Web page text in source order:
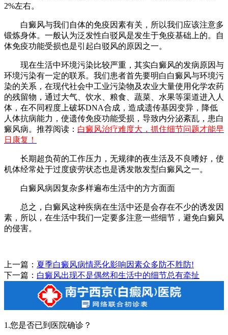
2%左右。
白癜风与我们自体的免疫因素有关，所以我们应该注意多
锻炼身体。一般认为泛发性白驳风是发生于免疫基础上的。自
体免疫功能受损也是引起白驳风的原因之一。
现在生活中环境污染比较严重，其实白癜风的发病原因与
环境污染有一定的联系。我们患者首先要明白白癜风与环境污
染的关系，在现代社会中工业污染物及农业大量使用化学农药
的残留物，通过大气、饮水、粮食、蔬菜、水果等渠道进入人
体，在不同程度上破坏DNA合成，造成遗传基因变异，降低
人体抗病能力，使遗传免疫功能受损，导致内分泌紊乱，患白
癜风病。推荐阅读： 白癜风治疗难度大，抓住细节问题才能早
日康复！
长期超负荷的工作压力，无规律的夜生活及不良嗜好，使
机体经常处于过度疲劳状态也是诱发散发型白癜风之一。
白癜风病因复杂多样遍布生活中的方方面面
总之，白癜风这种疾病在生活中还是会存在不少的诱发因
素，所以，在生活中我们一定要多注意一些细节，避免白癜风
的侵害。
上一篇： 夏季白癜风病情恶化影响因素众多防不胜防!
下一篇： 白癜风出现不是偶然和生活中的细节总有牵扯
1.您是否已到医院确诊？